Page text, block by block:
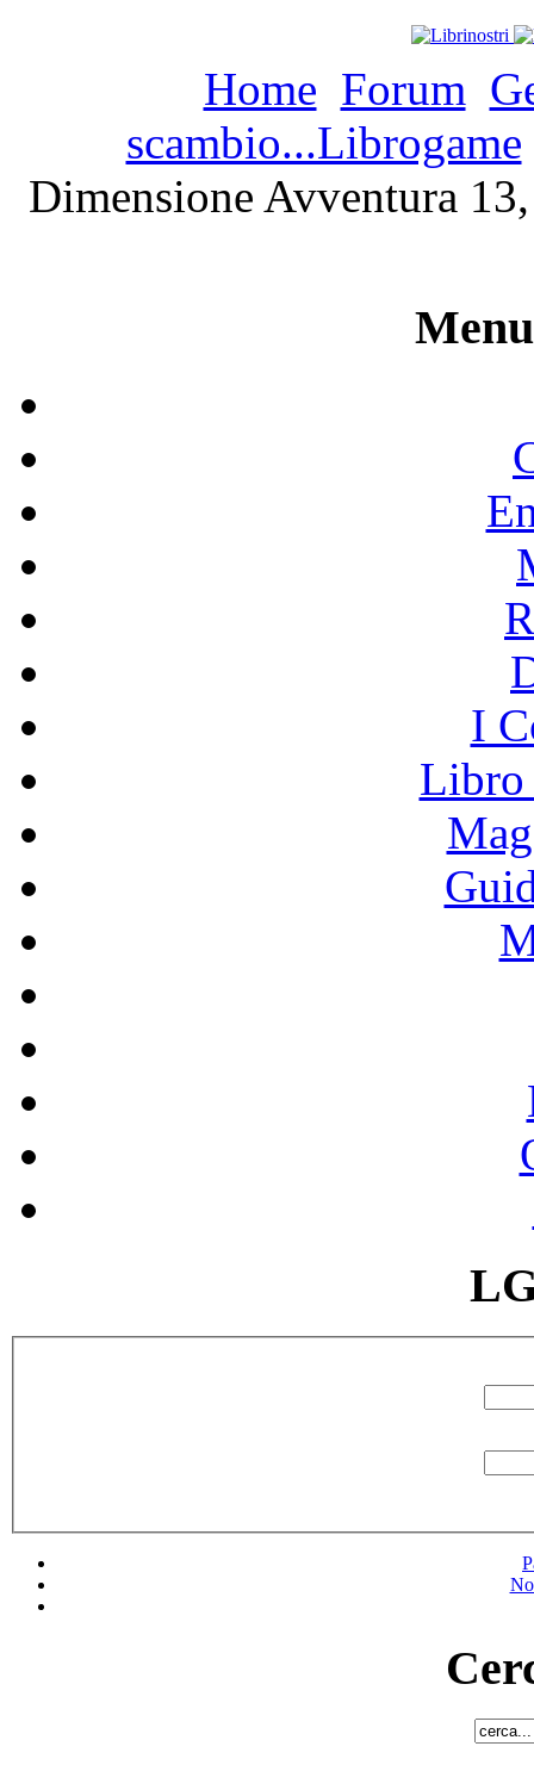
Home Forum
scambio...Librogame
Dimensione Avventura
I
Libro